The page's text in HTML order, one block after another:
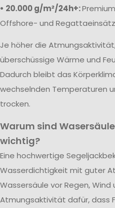
• 20.000 g/m²/24h+:
Offshore- und
Je höher die
überschüssige Wärme und
Dadurch bleibt das
wechselnden Temperaturen
trocken.
Warum sind
wichtig?
Eine hochwertige
Wasserdichtigkeit mit guter
Wassersäule vor Regen,
Atmungsaktivität dafür, dass